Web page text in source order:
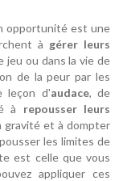
opportunité est une
à gérer leurs
jeu ou dans la vie de
de la peur par les
leçon d'audace, de
à repousser leurs
gravité et à dompter
les limites de
est celle que vous
appliquer ces